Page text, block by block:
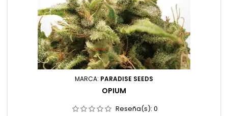
MARCA: PARADISE SEEDS
OPIUM
Reseña(s): 0